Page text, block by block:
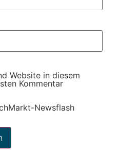
Website in diesem
Kommentar
Newsflash